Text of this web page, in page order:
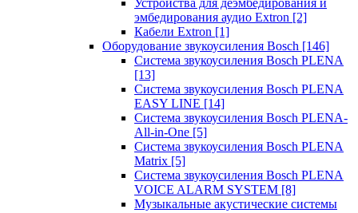
Устройства для деэмбедирования и
эмбедирования аудио Extron [2]
Кабели Extron [1]
Оборудование звукоусиления Bosch [146]
Система звукоусиления Bosch PLENA
[13]
Система звукоусиления Bosch PLENA
EASY LINE [14]
Система звукоусиления Bosch PLENA-
All-in-One [5]
Система звукоусиления Bosch PLENA
Matrix [5]
Система звукоусиления Bosch PLENA
VOICE ALARM SYSTEM [8]
Музыкальные акустические системы